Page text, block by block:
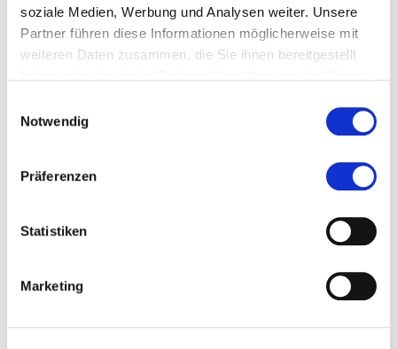
soziale Medien, Werbung und Analysen weiter. Unsere
Partner führen diese Informationen möglicherweise mit
weiteren Daten zusammen, die Sie ihnen bereitgestellt
Notwendig
Präferenzen
Statistiken
Marketing
wünscht ihnen viel Freude und Erfolg beim Anwenden
des Gelernten!